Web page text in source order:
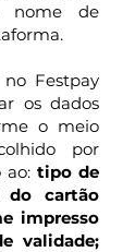
nome de
Festpay
os dados
o meio
por
ao: tipo de
do cartão
impresso
validade;